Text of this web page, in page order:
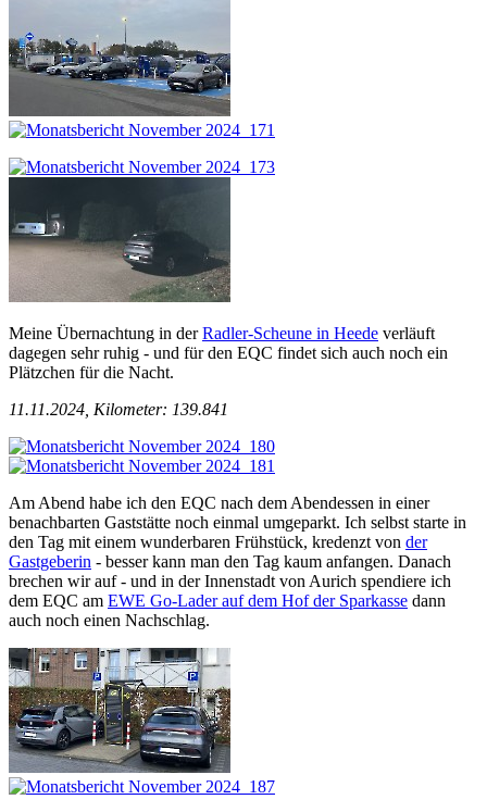
Meine Übernachtung in derRadler-Scheune in Heede verläuft
dagegen sehr ruhig - und für den EQC findet sich auch noch ein
Plätzchen für die Nacht.
11.11.2024, Kilometer: 139.841
Am Abend habe ich den EQC nach dem Abendessen in einer
benachbarten Gaststätte noch einmal umgeparkt. Ich selbst starte in
den Tag mit einem wunderbaren Frühstück, kredenzt von der
Gastgeberin - besser kann man den Tag kaum anfangen. Danach
brechen wir auf - und in der Innenstadt von Aurich spendiere ich
dem EQC am EWE Go-Lader auf dem Hof der Sparkasse dann
auch noch einen Nachschlag.